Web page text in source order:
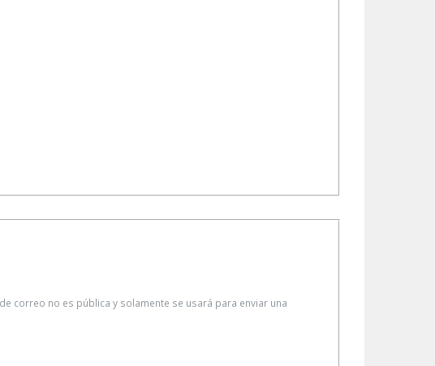
correo no es pública y solamente se usará para enviar una